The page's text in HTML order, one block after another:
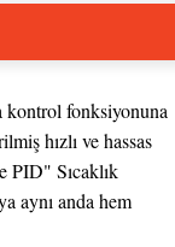
kontrol fonksiyonuna
hızlı ve hassas
PID" Sıcaklık
aynı anda hem